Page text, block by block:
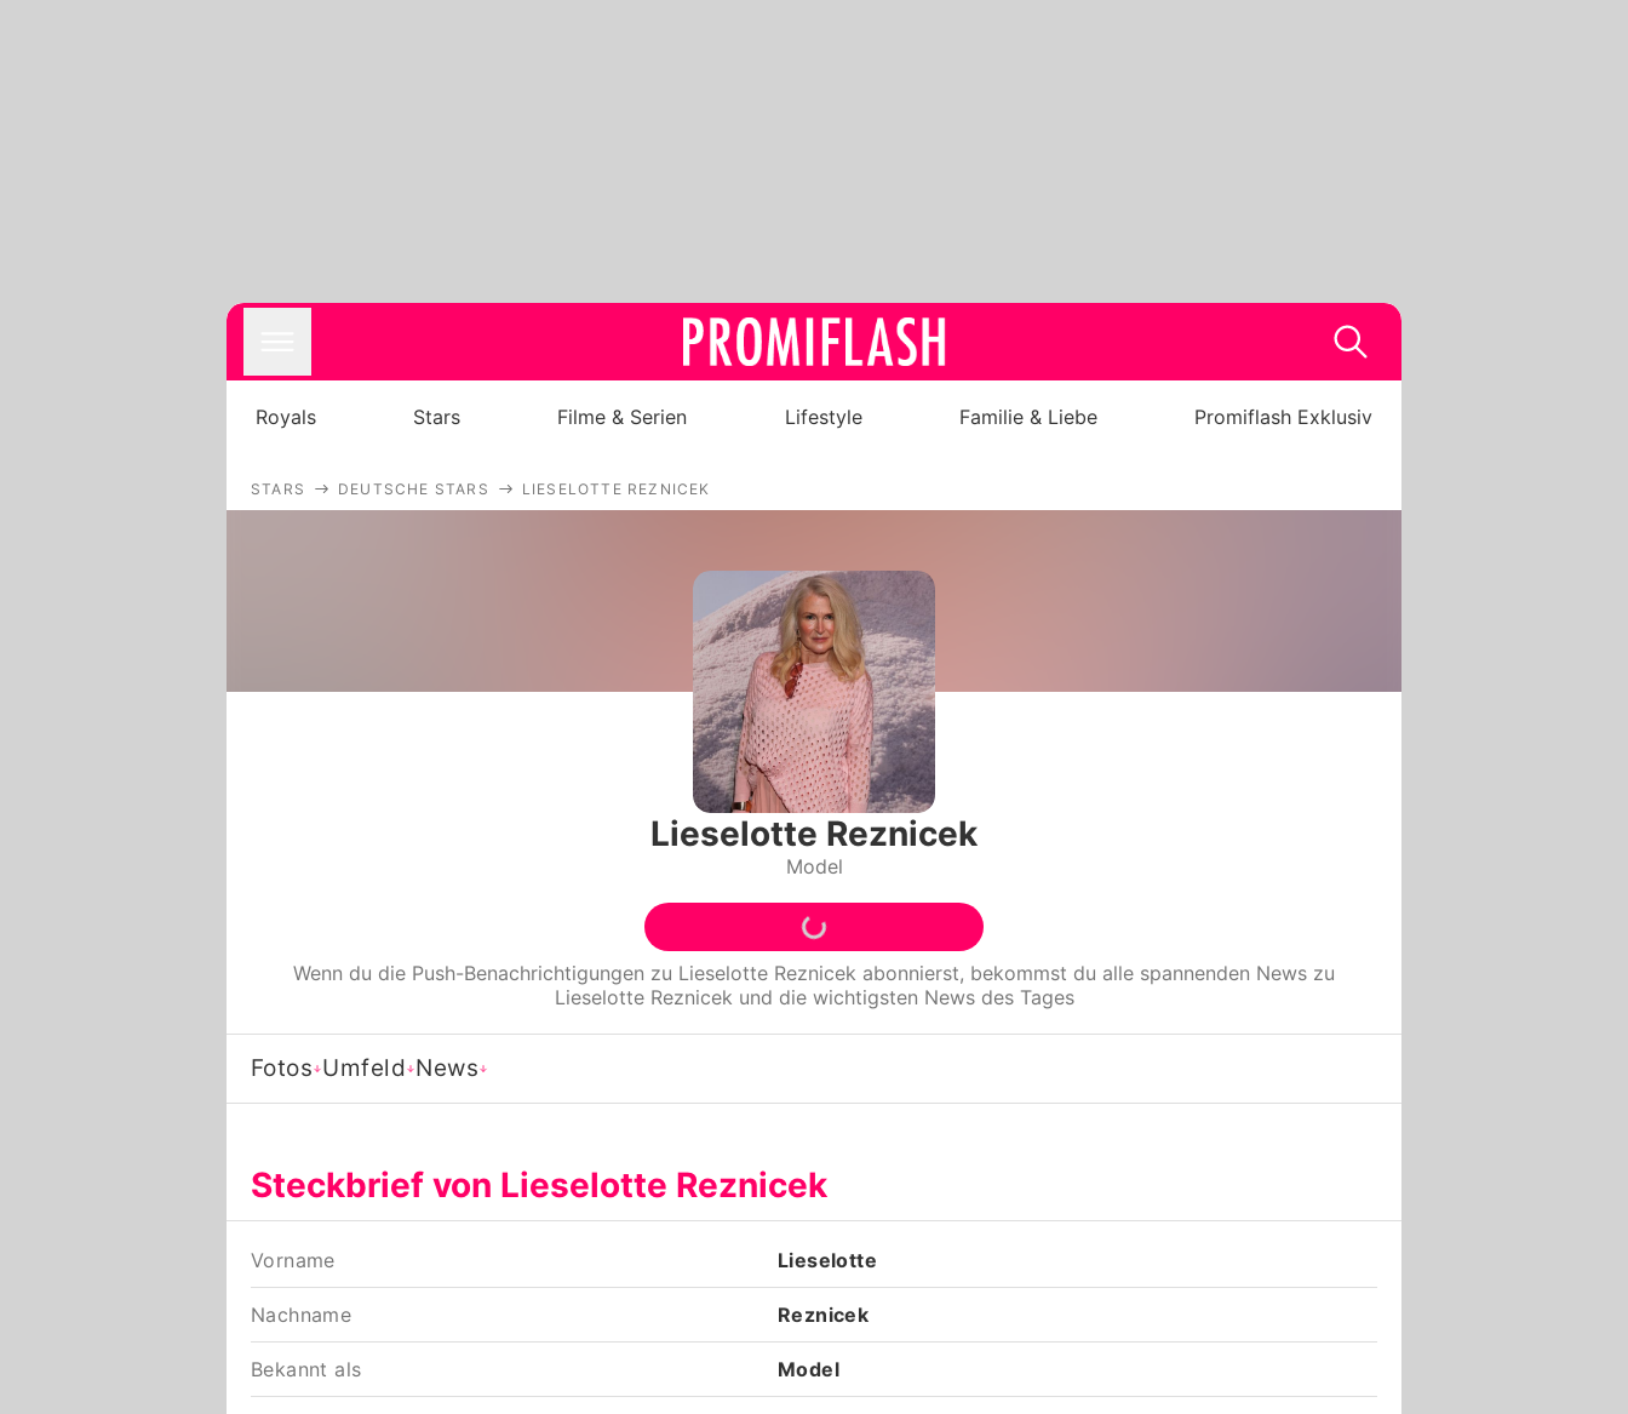
Filme & Serien
Lifestyle
Familie & Liebe
Promiflash Exklusiv
Alle Themen auf Promiflash
Jobs
App runterladen
Team
Nutzungsbedingungen
Royals Stars Filme & Serien Lifestyle Familie & Liebe Promiflash Exklusiv
STARS DEUTSCHE STARS LIESELOTTE REZNICEK
Lieselotte Reznicek
Model
Wenn du die Push-Benachrichtigungen zu Lieselotte Reznicek abonnierst, bekommst du alle spannenden News zu
Lieselotte Reznicek und die wichtigsten News des Tages
Fotos Umfeld News
Steckbrief von Lieselotte Reznicek
Vorname Lieselotte
Nachname Reznicek
Bekannt als Model